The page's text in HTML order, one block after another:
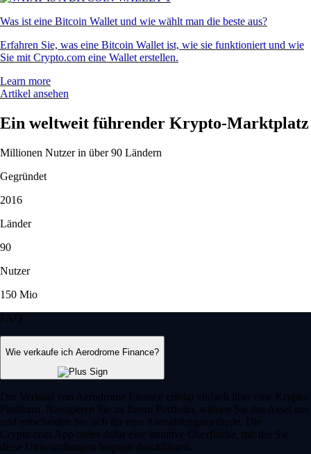
Was ist eine Bitcoin Wallet und wie wählt man die beste aus?
Erfahren Sie, was eine Bitcoin Wallet ist, wie sie funktioniert und wie
Sie mit Crypto.com eine Wallet erstellen.
Learn more
Artikel ansehen
Ein weltweit führender Krypto-Marktplatz
Millionen Nutzer in über 90 Ländern
Gegründet
2016
Länder
90
Nutzer
150 Mio
FAQ
Wie verkaufe ich Aerodrome Finance?
Der Verkauf von Aerodrome Finance erfolgt einfach über eine Krypto-
Plattform. Navigieren Sie zu Ihrem Portfolio, wählen Sie das Asset aus
und entscheiden Sie sich für eine Auszahlungsmethode. Die
Crypto.com App bietet dafür eine intuitive Oberfläche, mit der Sie
diese Umwandlungen bequem durchführen.